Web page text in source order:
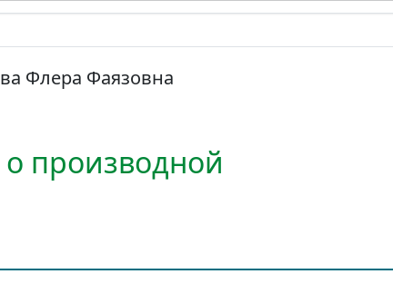
Флера Фаязовна
производной